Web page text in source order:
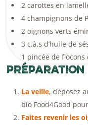
2 carottes en
4 champignons de
2 oignons verts
3 c.à.s d’huile de
1 pincée de
Préparation
La veille,déposez
bio Food4Good
Faites revenir les